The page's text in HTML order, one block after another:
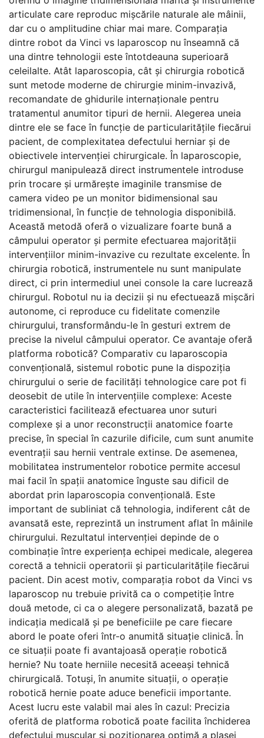
articulate care reproduc mișcările naturale ale mâinii,
dar cu o amplitudine chiar mai mare. Comparația
dintre robot da Vinci vs laparoscop nu înseamnă că
una dintre tehnologii este întotdeauna superioară
celeilalte. Atât laparoscopia, cât și chirurgia robotică
sunt metode moderne de chirurgie minim-invazivă,
recomandate de ghidurile internaționale pentru
tratamentul anumitor tipuri de hernii. Alegerea uneia
dintre ele se face în funcție de particularitățile fiecărui
pacient, de complexitatea defectului herniar și de
obiectivele intervenției chirurgicale. În laparoscopie,
chirurgul manipulează direct instrumentele introduse
prin trocare și urmărește imaginile transmise de
camera video pe un monitor bidimensional sau
tridimensional, în funcție de tehnologia disponibilă.
Această metodă oferă o vizualizare foarte bună a
câmpului operator și permite efectuarea majorității
intervențiilor minim-invazive cu rezultate excelente. În
chirurgia robotică, instrumentele nu sunt manipulate
direct, ci prin intermediul unei console la care lucrează
chirurgul. Robotul nu ia decizii și nu efectuează mișcări
autonome, ci reproduce cu fidelitate comenzile
chirurgului, transformându-le în gesturi extrem de
precise la nivelul câmpului operator. Ce avantaje oferă
platforma robotică? Comparativ cu laparoscopia
convențională, sistemul robotic pune la dispoziția
chirurgului o serie de facilități tehnologice care pot fi
deosebit de utile în intervențiile complexe: Aceste
caracteristici facilitează efectuarea unor suturi
complexe și a unor reconstrucții anatomice foarte
precise, în special în cazurile dificile, cum sunt anumite
eventrații sau hernii ventrale extinse. De asemenea,
mobilitatea instrumentelor robotice permite accesul
mai facil în spații anatomice înguste sau dificil de
abordat prin laparoscopia convențională. Este
important de subliniat că tehnologia, indiferent cât de
avansată este, reprezintă un instrument aflat în mâinile
chirurgului. Rezultatul intervenției depinde de o
combinație între experiența echipei medicale, alegerea
corectă a tehnicii operatorii și particularitățile fiecărui
pacient. Din acest motiv, comparația robot da Vinci vs
laparoscop nu trebuie privită ca o competiție între
două metode, ci ca o alegere personalizată, bazată pe
indicația medicală și pe beneficiile pe care fiecare
abord le poate oferi într-o anumită situație clinică. În
ce situații poate fi avantajoasă operație robotică
hernie? Nu toate herniile necesită aceeași tehnică
chirurgicală. Totuși, în anumite situații, o operație
robotică hernie poate aduce beneficii importante.
Acest lucru este valabil mai ales în cazul: Precizia
oferită de platforma robotică poate facilita închiderea
defectului muscular și poziționarea optimă a plasei